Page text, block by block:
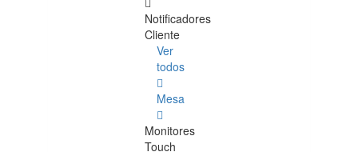
Notificadores
Cliente
Ver
todos
Mesa
Monitores
Touch